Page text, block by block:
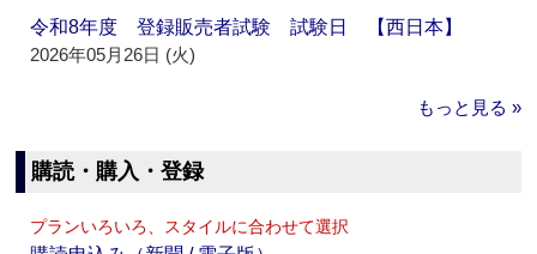
令和8年度 登録販売者試験 試験日 【西日本】
2026年05月26日 (火)
もっと見る »
購読・購入・登録
プランいろいろ、スタイルに合わせて選択